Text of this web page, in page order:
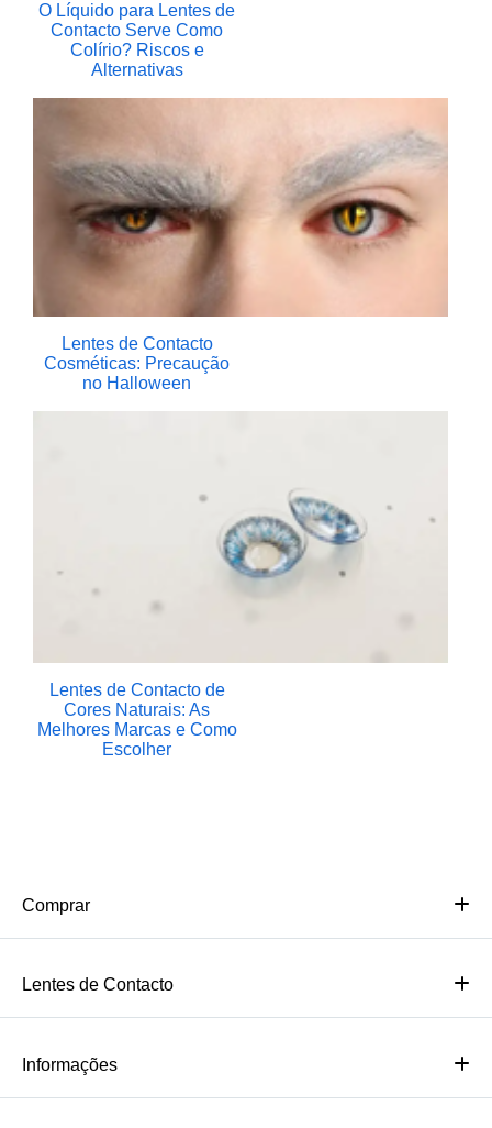
O Líquido para Lentes de
Contacto Serve Como
Colírio? Riscos e
Alternativas
Lentes de Contacto
Cosméticas: Precaução
no Halloween
Lentes de Contacto de
Cores Naturais: As
Melhores Marcas e Como
Escolher
Comprar
Lentes de Contacto
Informações